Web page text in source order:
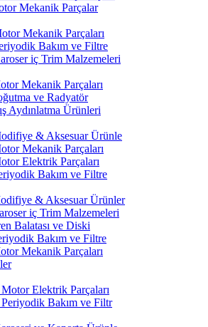
Mekanik Parçalar
Mekanik Parçaları
Bakım ve Filtre
iç Trim Malzemeleri
Mekanik Parçaları
ve Radyatör
Aydınlatma Ürünleri
& Aksesuar Ürünle
Mekanik Parçaları
Elektrik Parçaları
Bakım ve Filtre
& Aksesuar Ürünler
iç Trim Malzemeleri
Balatası ve Diski
Bakım ve Filtre
Mekanik Parçaları
Elektrik Parçaları
Bakım ve Filtr